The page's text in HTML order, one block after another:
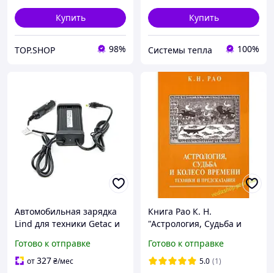
Купить
TOP.SHOP 98%
Купить
Системы тепла 100%
Автомобильная зарядка
Lind для техники Getac и
Готово к отправке
от327₴/мес
Книга Рао К. Н.
"Астрология, Судьба и
и предсказания"
Готово к отправке
5.0 (1)